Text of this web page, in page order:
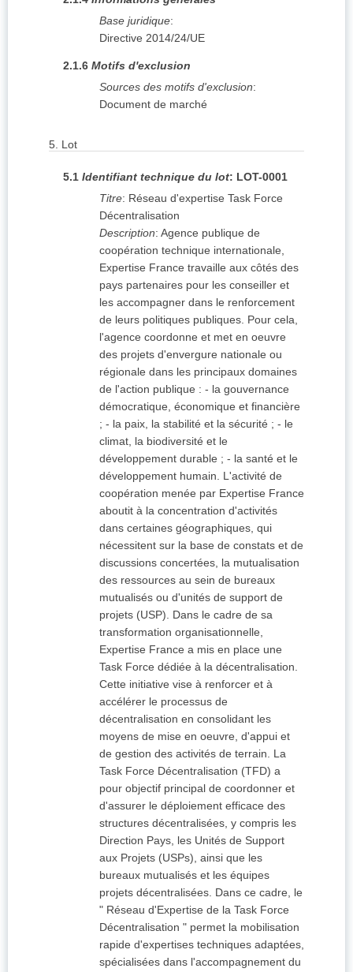
Base juridique:
Directive 2014/24/UE
2.1.6 Motifs d'exclusion
Sources des motifs d'exclusion:
Document de marché
5. Lot
5.1 Identifiant technique du lot: LOT-0001
Titre: Réseau d'expertise Task Force
Décentralisation
Description: Agence publique de
coopération technique internationale,
Expertise France travaille aux côtés des
pays partenaires pour les conseiller et
les accompagner dans le renforcement
de leurs politiques publiques. Pour cela,
l'agence coordonne et met en oeuvre
des projets d'envergure nationale ou
régionale dans les principaux domaines
de l'action publique : - la gouvernance
démocratique, économique et financière
; - la paix, la stabilité et la sécurité ; - le
climat, la biodiversité et le
développement durable ; - la santé et le
développement humain. L'activité de
coopération menée par Expertise France
aboutit à la concentration d'activités
dans certaines géographiques, qui
nécessitent sur la base de constats et de
discussions concertées, la mutualisation
des ressources au sein de bureaux
mutualisés ou d'unités de support de
projets (USP). Dans le cadre de sa
transformation organisationnelle,
Expertise France a mis en place une
Task Force dédiée à la décentralisation.
Cette initiative vise à renforcer et à
accélérer le processus de
décentralisation en consolidant les
moyens de mise en oeuvre, d'appui et
de gestion des activités de terrain. La
Task Force Décentralisation (TFD) a
pour objectif principal de coordonner et
d'assurer le déploiement efficace des
structures décentralisées, y compris les
Direction Pays, les Unités de Support
aux Projets (USPs), ainsi que les
bureaux mutualisés et les équipes
projets décentralisées. Dans ce cadre, le
" Réseau d'Expertise de la Task Force
Décentralisation " permet la mobilisation
rapide d'expertises techniques adaptées,
spécialisées dans l'accompagnement du